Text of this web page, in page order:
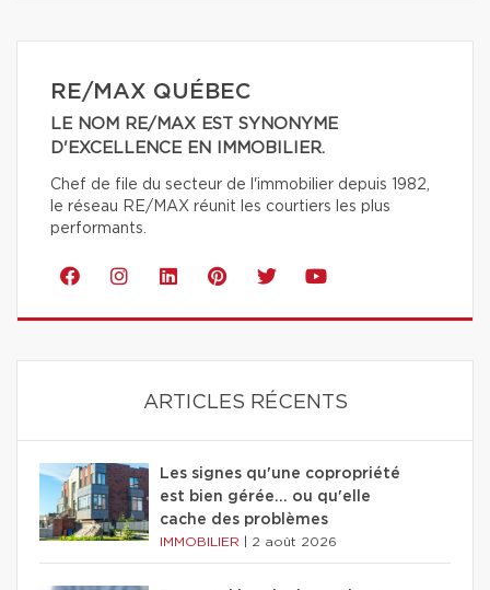
RE/MAX QUÉBEC
LE NOM RE/MAX EST SYNONYME
D'EXCELLENCE EN IMMOBILIER.
Chef de file du secteur de l'immobilier depuis 1982,
le réseau RE/MAX réunit les courtiers les plus
performants.
ARTICLES RÉCENTS
Les signes qu'une copropriété
est bien gérée… ou qu'elle
cache des problèmes
IMMOBILIER 2 août 2026